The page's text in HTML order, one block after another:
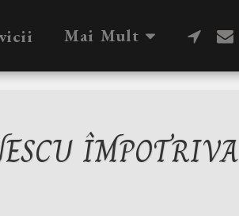
Mai Mult
ÎMPOTRIVA